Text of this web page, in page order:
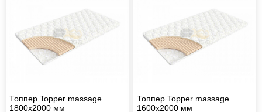
Топпер Topper massage
1800х2000 мм
Топпер Topper massage
1600х2000 мм